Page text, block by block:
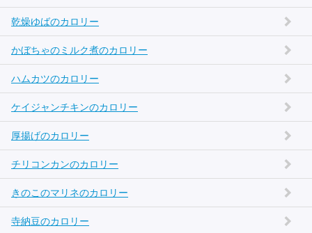
乾燥ゆばのカロリー
かぼちゃのミルク煮のカロリー
ハムカツのカロリー
ケイジャンチキンのカロリー
厚揚げのカロリー
チリコンカンのカロリー
きのこのマリネのカロリー
寺納豆のカロリー